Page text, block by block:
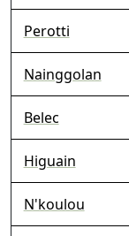
Perotti
Nainggolan
Belec
Higuain
N'koulou